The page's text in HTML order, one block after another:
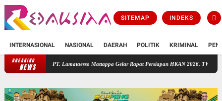
SITEMAP INDEKS
INTERNASIONAL NASIONAL DAERAH POLITIK KRIMINAL
BREAKING
NEWS
PT. Lamataesso Mattappa Gelar Rapat Persiapan HKAN 2026, TWA Lejja Jadi Tuan